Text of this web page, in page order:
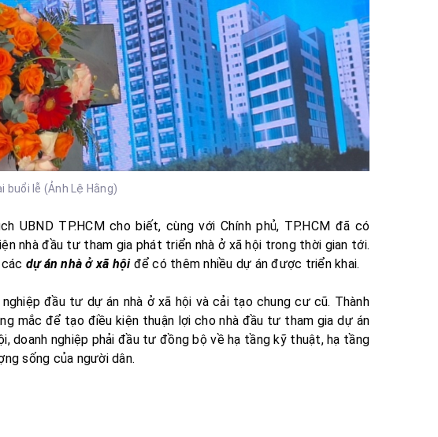
buổi lễ (Ảnh Lệ Hằng)
UBND TP.HCM cho biết, cùng với Chính phủ, TP.HCM đã có
nhà đầu tư tham gia phát triển nhà ở xã hội trong thời gian tới.
dự án nhà ở xã hộiđể có thêm nhiều dự án được triển khai.
đầu tư dự án nhà ở xã hội và cải tạo chung cư cũ. Thành
mắc để tạo điều kiện thuận lợi cho nhà đầu tư tham gia dự án
doanh nghiệp phải đầu tư đồng bộ về hạ tầng kỹ thuật, hạ tầng
sống của người dân.